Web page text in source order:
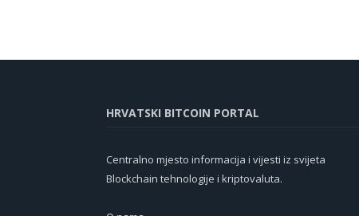
HRVATSKI BITCOIN PORTAL
Centralno mjesto informacija i vijesti iz svijeta
Blockchain tehnologije i kriptovaluta.